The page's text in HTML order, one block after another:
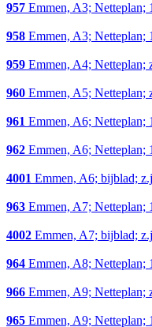
957 Emmen, A3; Netteplan;
958 Emmen, A3; Netteplan;
959 Emmen, A4; Netteplan;
960 Emmen, A5; Netteplan;
961 Emmen, A6; Netteplan;
962 Emmen, A6; Netteplan;
4001 Emmen, A6; bijblad;
963 Emmen, A7; Netteplan;
4002 Emmen, A7; bijblad;
964 Emmen, A8; Netteplan;
966 Emmen, A9; Netteplan;
965 Emmen, A9; Netteplan;